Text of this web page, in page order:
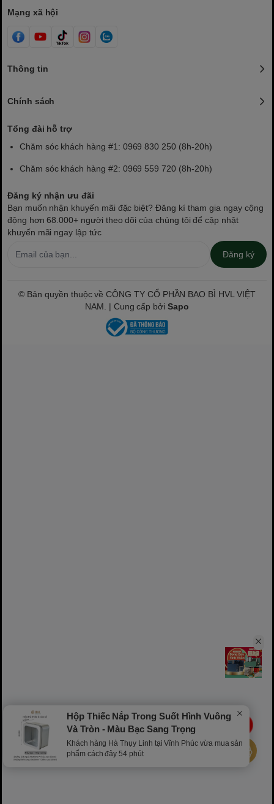
Mạng xã hội
Thông tin
Chính sách
Tổng đài hỗ trợ
Chăm sóc khách hàng #1: 0969 830 250 (8h-20h)
Chăm sóc khách hàng #2: 0969 559 720 (8h-20h)
Đăng ký nhận ưu đãi
Bạn muốn nhận khuyến mãi đặc biệt? Đăng kí tham gia ngay cộng
động hơn 68.000+ người theo dõi của chúng tôi để cập nhật
khuyến mãi ngay lập tức
Đăng ký
© Bản quyền thuộc về CÔNG TY CỔ PHẦN BAO BÌ HVL VIỆT
NAM. | Cung cấp bởiSapo
Hộp Thiếc Nắp Trong Suốt Hình Vuông
Và Tròn - Màu Bạc Sang Trọng
Khách hàng Hà Thụy Linh tại Vĩnh Phúc vừa mua sản
phẩm cách đây 54 phút